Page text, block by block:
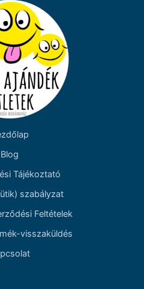
Blog
Tájékoztató
szabályzat
Feltételek
visszaküldés